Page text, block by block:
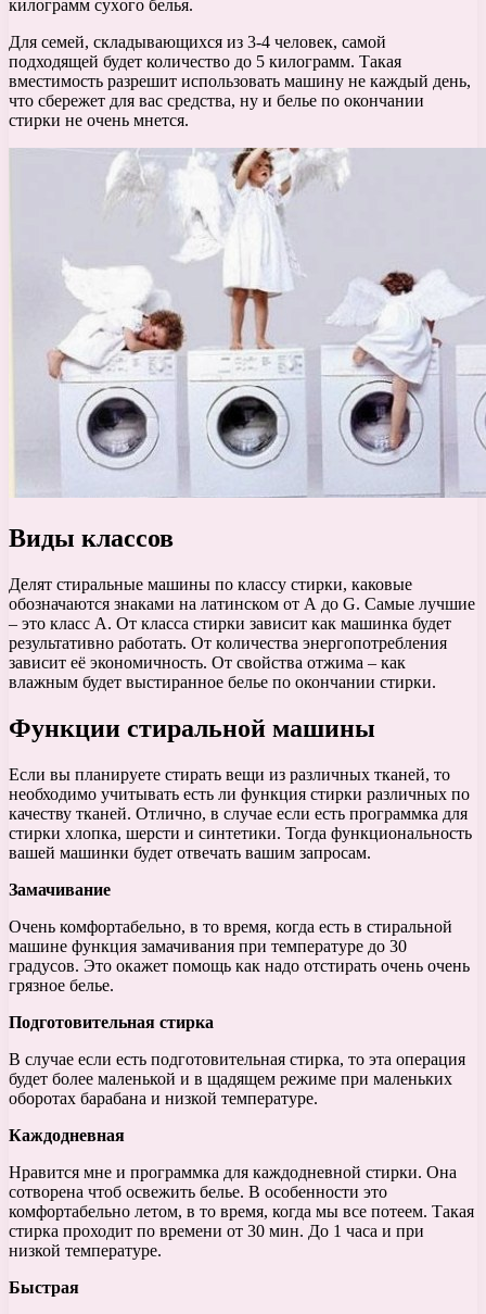
килограмм сухoго белья.
Для семей, складывающихся из 3-4 человек, самой
подходящей будет количество до 5 килограмм. Такая
вместимость разрешит использовать машину не каждый день,
что сбережет для вас средства, ну и белье по окончании
стирки не очень мнется.
Виды классов
Делят стиральные машины по классу стирки, каковые
обозначаются знаками на латинском от А до G. Самые лучшие
– это класс А. От класса стирки зависит как машинка будет
результативно работать. От количества энергопотребления
зависит её экономичность. От свойства отжима – как
влажным будет выстиранное белье по окончании стирки.
Функции стиральной машины
Если вы планируете стирать вещи из различных тканей, то
необходимо учитывать есть ли функция стирки различных по
качеству тканей. Отлично, в случае если есть программка для
стирки хлопка, шерсти и синтетики. Тогда функциональность
вашей машинки будет отвечать вашим запросам.
Замачивание
Очень комфортабельно, в то время, когда есть в стиральной
машине функция замачивания при температуре до 30
градусов. Это окажет помощь как надо отстирать очень очень
грязное белье.
Подготовительная стирка
В случае если есть подготовительная стирка, то эта операция
будет более маленькой и в щадящем режиме при маленьких
оборотах барабана и низкой температуре.
Каждодневная
Нравится мне и программка для каждодневной стирки. Она
сотворена чтоб освежить белье. В особенности это
комфортабельно летом, в то время, когда мы все потеем. Такая
стирка проходит по времени от 30 мин. До 1 часа и при
низкой температуре.
Быстрая